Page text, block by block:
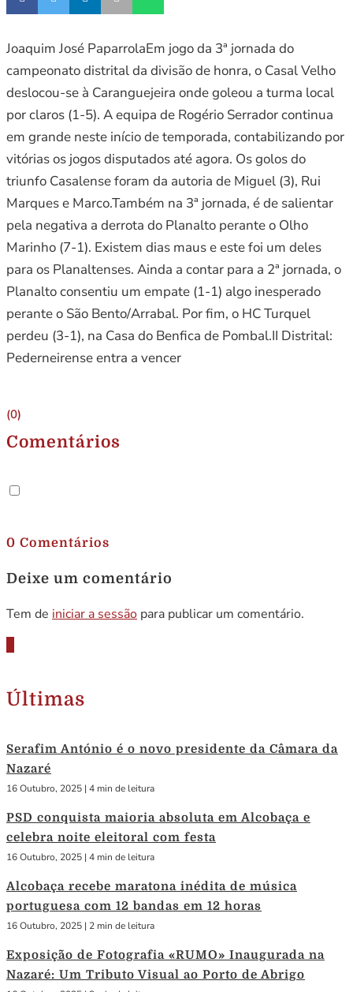
Joaquim José PaparrolaEm jogo da 3ª jornada do
campeonato distrital da divisão de honra, o Casal Velho
deslocou-se à Caranguejeira onde goleou a turma local
por claros (1-5). A equipa de Rogério Serrador continua
em grande neste início de temporada, contabilizando por
vitórias os jogos disputados até agora. Os golos do
triunfo Casalense foram da autoria de Miguel (3), Rui
Marques e Marco.Também na 3ª jornada, é de salientar
pela negativa a derrota do Planalto perante o Olho
Marinho (7-1). Existem dias maus e este foi um deles
para os Planaltenses. Ainda a contar para a 2ª jornada, o
Planalto consentiu um empate (1-1) algo inesperado
perante o São Bento/Arrabal. Por fim, o HC Turquel
perdeu (3-1), na Casa do Benfica de Pombal.II Distrital:
Pederneirense entra a vencer
(0)
Comentários
0 Comentários
Deixe um comentário
Tem de iniciar a sessão para publicar um comentário.
Últimas
Serafim António é o novo presidente da Câmara da
Nazaré
16 Outubro, 2025 | 4 min de leitura
PSD conquista maioria absoluta em Alcobaça e
celebra noite eleitoral com festa
16 Outubro, 2025 | 4 min de leitura
Alcobaça recebe maratona inédita de música
portuguesa com 12 bandas em 12 horas
16 Outubro, 2025 | 2 min de leitura
Exposição de Fotografia «RUMO» Inaugurada na
Nazaré: Um Tributo Visual ao Porto de Abrigo